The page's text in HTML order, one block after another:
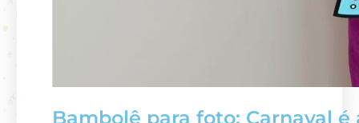
Bambolê para foto: Carnaval é